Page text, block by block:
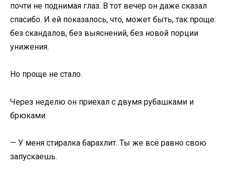
почти не поднимая глаз. В тот вечер он даже сказал
спасибо. И ей показалось, что, может быть, так проще:
без скандалов, без выяснений, без новой порции
унижения.
Но проще не стало.
Через неделю он приехал с двумя рубашками и
брюками.
— У меня стиралка барахлит. Ты же всё равно свою
запускаешь.